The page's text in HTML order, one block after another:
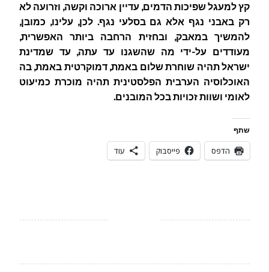
קץ למעגל שפיכות הדמים, עדיין ארוכה וקשה, וזרועה לא
רק באבני נגף אלא גם בסלעי נגף. לכן, עלינו, כמובן,
להמשיך במאבק, ובחזית הרחבה ביותר האפשרית,
מעודדים על-ידי מה שהשגנו עד עתה, עד שמדינת
ישראל תהיה שוחרת שלום באמת, דמוקרטית באמת, בה
האוכלוסיה הערבית הפלסטינית תהיה מוכרת כמיעוט
לאומי ושוות זכויות בכל המובנים.
שתף
הדפס פייסבוק עוד